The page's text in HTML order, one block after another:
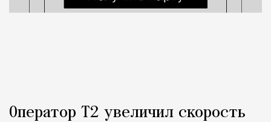
Оператор Т2 увеличил скорость